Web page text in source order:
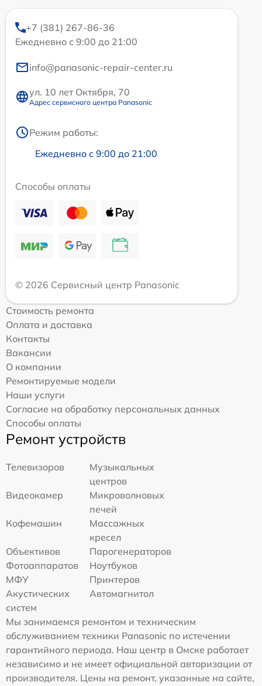
+7 (381) 267-86-36
Ежедневно с 9:00 до 21:00
info@panasonic-repair-center.ru
ул. 10 лет Октября, 70
Адрес сервисного центра Panasonic
Режим работы:
Ежедневно с 9:00 до 21:00
Способы оплаты
© 2026 Сервисный центр Panasonic
Стоимость ремонта
Оплата и доставка
Контакты
Вакансии
О компании
Ремонтируемые модели
Наши услуги
Согласие на обработку персональных данных
Способы оплаты
Ремонт устройств
Телевизоров
Музыкальных
центров
Видеокамер
Микроволновых
печей
Кофемашин
Массажных
кресел
Объективов
Парогенераторов
Фотоаппаратов
Ноутбуков
МФУ
Принтеров
Акустических
систем
Автомагнитол
Мы занимаемся ремонтом и техническим
обслуживанием техники Panasonic по истечении
гарантийного периода. Наш центр в Омске работает
независимо и не имеет официальной авторизации от
производителя. Цены на ремонт, указанные на сайте,